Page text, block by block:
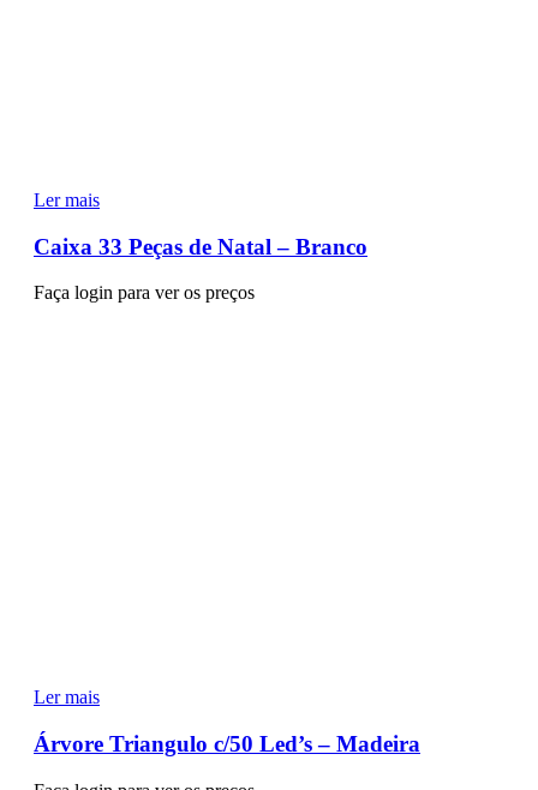
Ler mais
Caixa 33 Peças de Natal – Branco
Faça login para ver os preços
Ler mais
Árvore Triangulo c/50 Led’s – Madeira